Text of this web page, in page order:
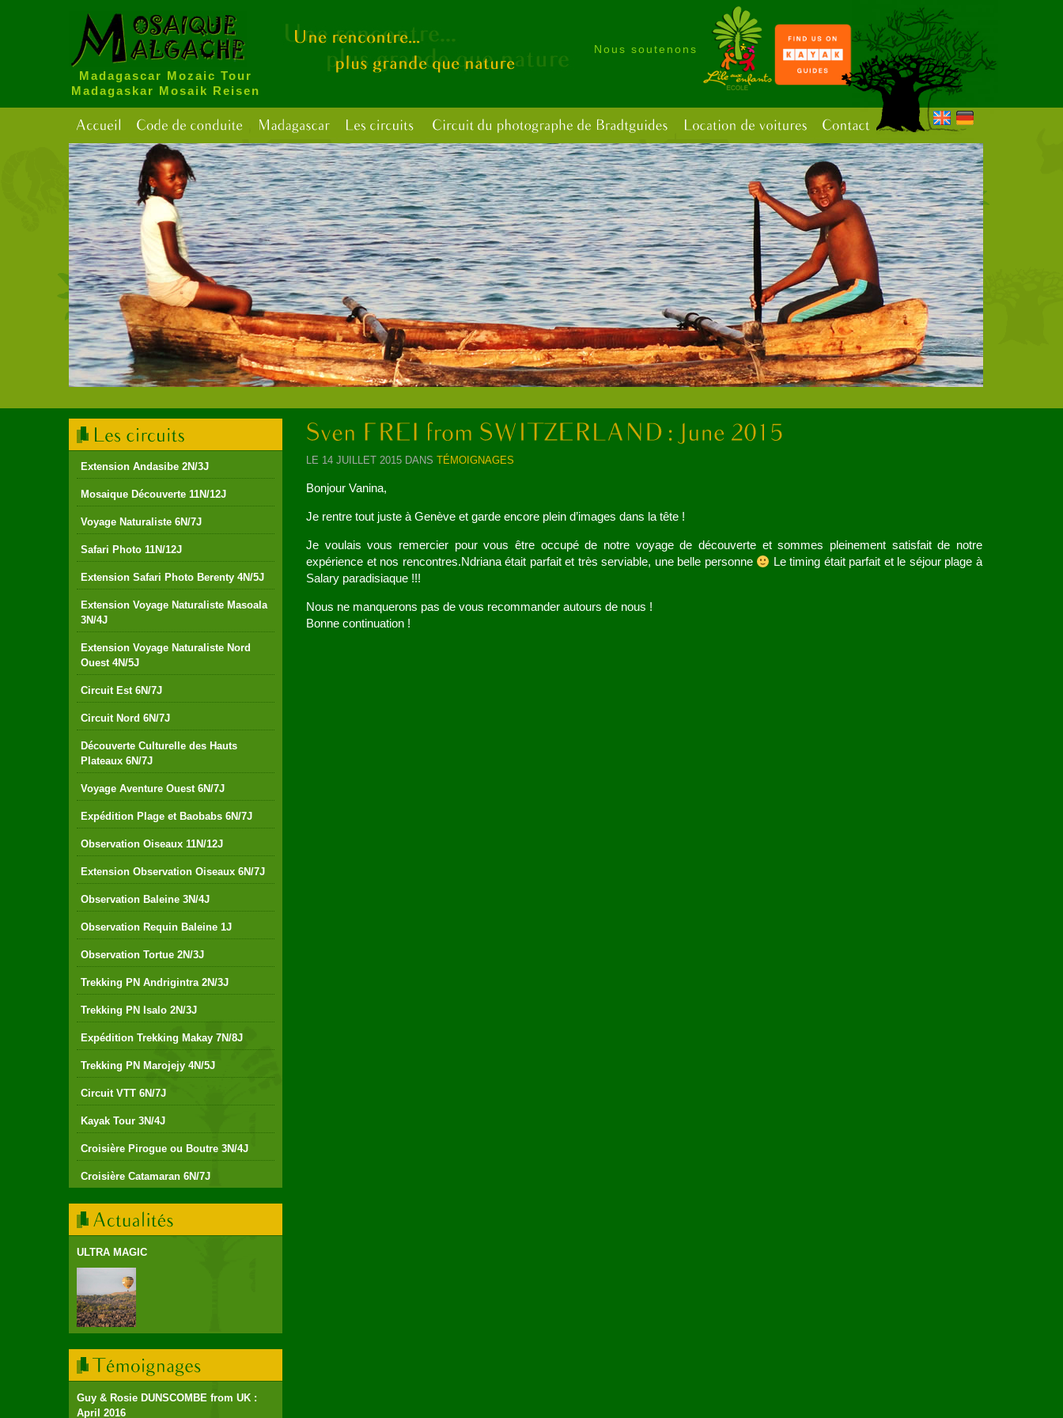
Madagascar Mozaic Tour
Madagaskar Mosaik Reisen
Nous soutenons
LE 14 JUILLET 2015 DANS TÉMOIGNAGES
Bonjour Vanina,
Je rentre tout juste à Genève et garde encore plein d’images dans la tête !
Je voulais vous remercier pour vous être occupé de notre voyage de découverte et sommes pleinement satisfait de notre
expérience et nos rencontres.Ndriana était parfait et très serviable, une belle personne
Le timing était parfait et le séjour plage à
Salary paradisiaque !!!
Nous ne manquerons pas de vous recommander autours de nous !
Bonne continuation !
Extension Andasibe 2N/3J
Mosaique Découverte 11N/12J
Voyage Naturaliste 6N/7J
Safari Photo 11N/12J
Extension Safari Photo Berenty 4N/5J
Extension Voyage Naturaliste Masoala
3N/4J
Extension Voyage Naturaliste Nord
Ouest 4N/5J
Circuit Est 6N/7J
Circuit Nord 6N/7J
Découverte Culturelle des Hauts
Plateaux 6N/7J
Voyage Aventure Ouest 6N/7J
Expédition Plage et Baobabs 6N/7J
Observation Oiseaux 11N/12J
Extension Observation Oiseaux 6N/7J
Observation Baleine 3N/4J
Observation Requin Baleine 1J
Observation Tortue 2N/3J
Trekking PN Andrigintra 2N/3J
Trekking PN Isalo 2N/3J
Expédition Trekking Makay 7N/8J
Trekking PN Marojejy 4N/5J
Circuit VTT 6N/7J
Kayak Tour 3N/4J
Croisière Pirogue ou Boutre 3N/4J
Croisière Catamaran 6N/7J
ULTRA MAGIC
Guy & Rosie DUNSCOMBE from UK :
April 2016